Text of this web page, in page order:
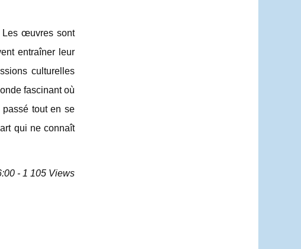
Les œuvres sont
entraîner leur
culturelles
fascinant où
tout en se
qui ne connaît
- 1 105 Views